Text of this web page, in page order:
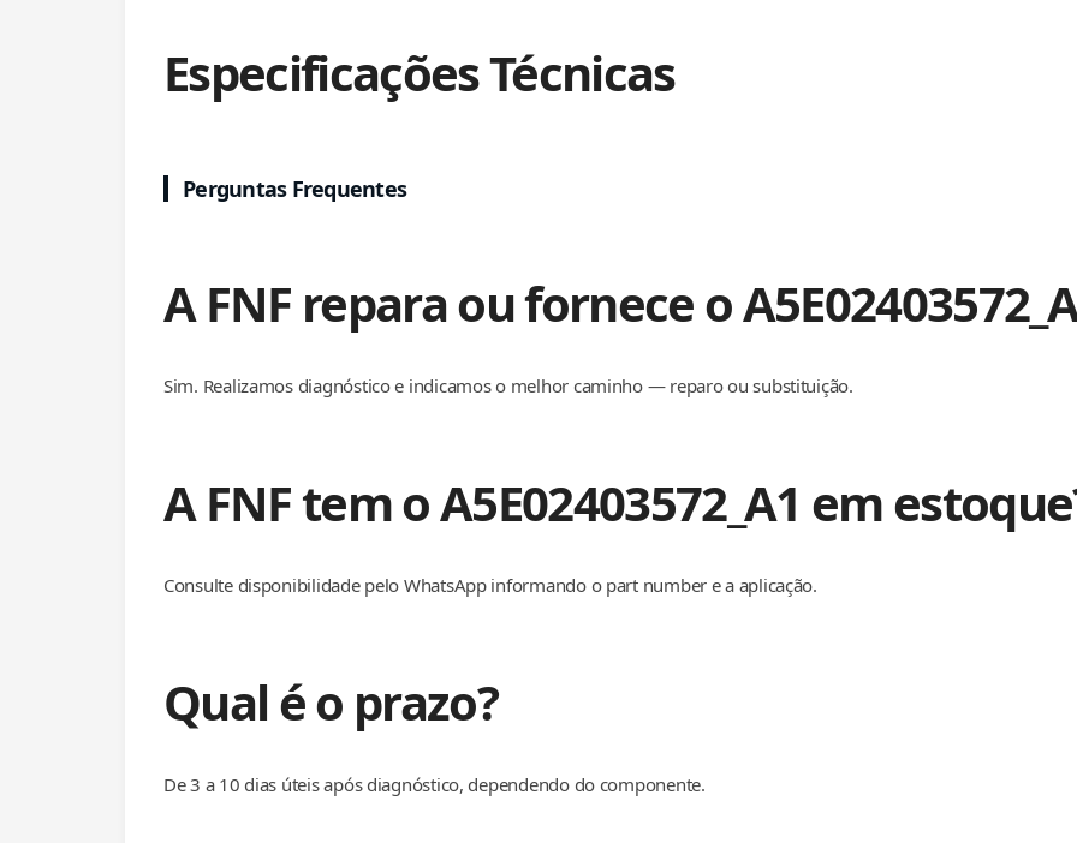
Especificações Técnicas
Perguntas Frequentes
A FNF repara ou fornece o
Sim. Realizamos diagnóstico e indicamos o melhor caminho — reparo ou substituição.
A FNF tem o A5E02403572_A1 em
Consulte disponibilidade pelo WhatsApp informando o part number e a aplicação.
Qual é o prazo?
De 3 a 10 dias úteis após diagnóstico, dependendo do componente.